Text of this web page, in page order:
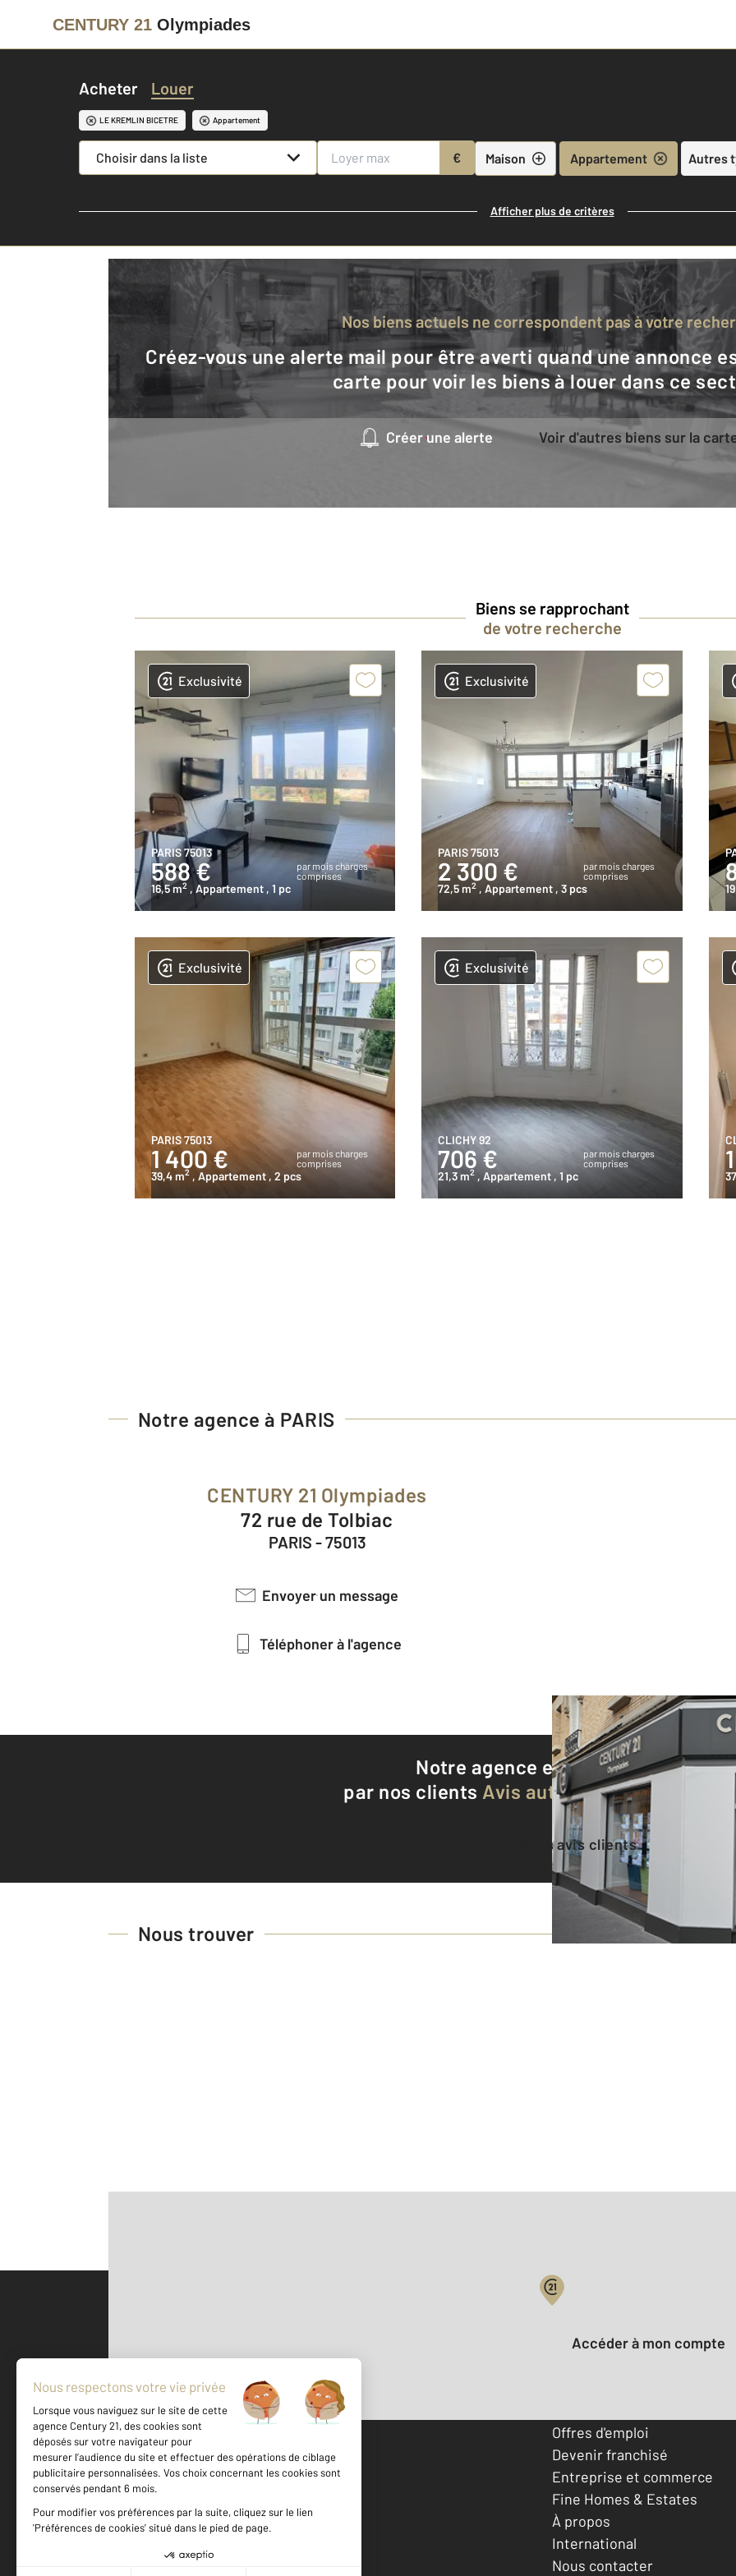
CENTURY 21 Olympiades
Acheter Louer
LE KREMLIN BICETRE Appartement
Choisir dans la liste € Maison Appartement Autres
Afficher plus de critères
Nos biens actuels ne correspondent pas à votre
Créez-vous une alerte mail pour être averti quand une annonce est en ligne et consultez la
carte pour voir les biens à louer dans ce
Créer une alerte Voir d'autres biens sur la
Biens se rapprochant
de votre recherche
Exclusivité
PARIS 75013
588 €
par mois charges
comprises
16,5 m2 , Appartement , 1 pc
Exclusivité
PARIS 75013
2 300 €
par mois charges
comprises
72,5 m2 , Appartement , 3 pcs
Exclusivité
PARIS 75013
1 400 €
par mois charges
comprises
39,4 m2 , Appartement , 2 pcs
Exclusivité
CLICHY 92
706 €
par mois charges
comprises
21,3 m2 , Appartement , 1 pc
Notre agence à PARIS
CENTURY 21 Olympiades
72 rue de Tolbiac
PARIS - 75013
Envoyer un message
Téléphoner à l'agence
Notre agence est notée9,2/10
par nos clients Avis authentifiés par
Voir tous les avis clients
Nous trouver
500 m ©Mappy
Votre compte :
Accéder à mon compte
Votre agence est notée
Achat
Location
Offres d'emploi
Devenir franchisé
Entreprise et commerce
Fine Homes & Estates
À propos
International
Nous contacter